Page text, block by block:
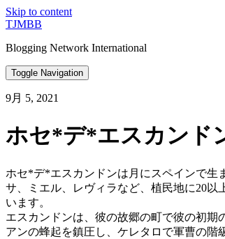
Skip to content
TJMBB
Blogging Network International
Toggle Navigation
9月 5, 2021
ホセ*デ*エスカンド
ホセ*デ*エスカンドンは月にスペインで生
サ、ミエル、レヴィラなど、植民地に20以
います。
エスカンドンは、彼の故郷の町で彼の初期
アンの蜂起を鎮圧し、ケレタロで軍曹の階